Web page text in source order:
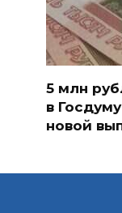
5 млн
в
новой